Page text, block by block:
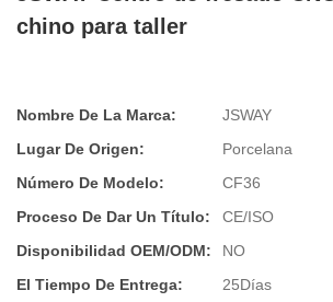
chino para taller
Nombre De La Marca:
JSWAY
Lugar De Origen:
Porcelana
Número De Modelo:
CF36
Proceso De Dar Un Título:
CE/ISO
Disponibilidad OEM/ODM:
NO
El Tiempo De Entrega:
25Días